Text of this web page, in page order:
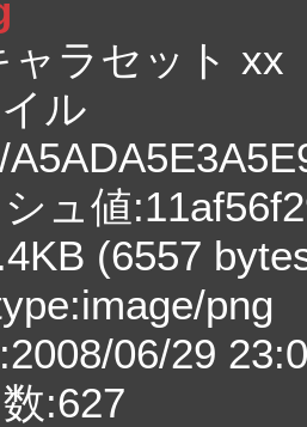
ャラセット xx
ル
ュ値
(6557
png
06/29
:627